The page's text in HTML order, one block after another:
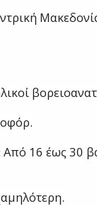
Από 16 έως 30